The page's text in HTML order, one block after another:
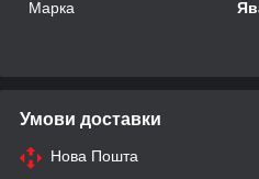
Марка
Умови доставки
Нова Пошта